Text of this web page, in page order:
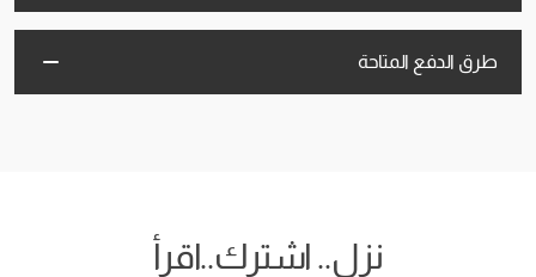
طرق الدفع المتاحة
نزل.. اشترك..اقرأ